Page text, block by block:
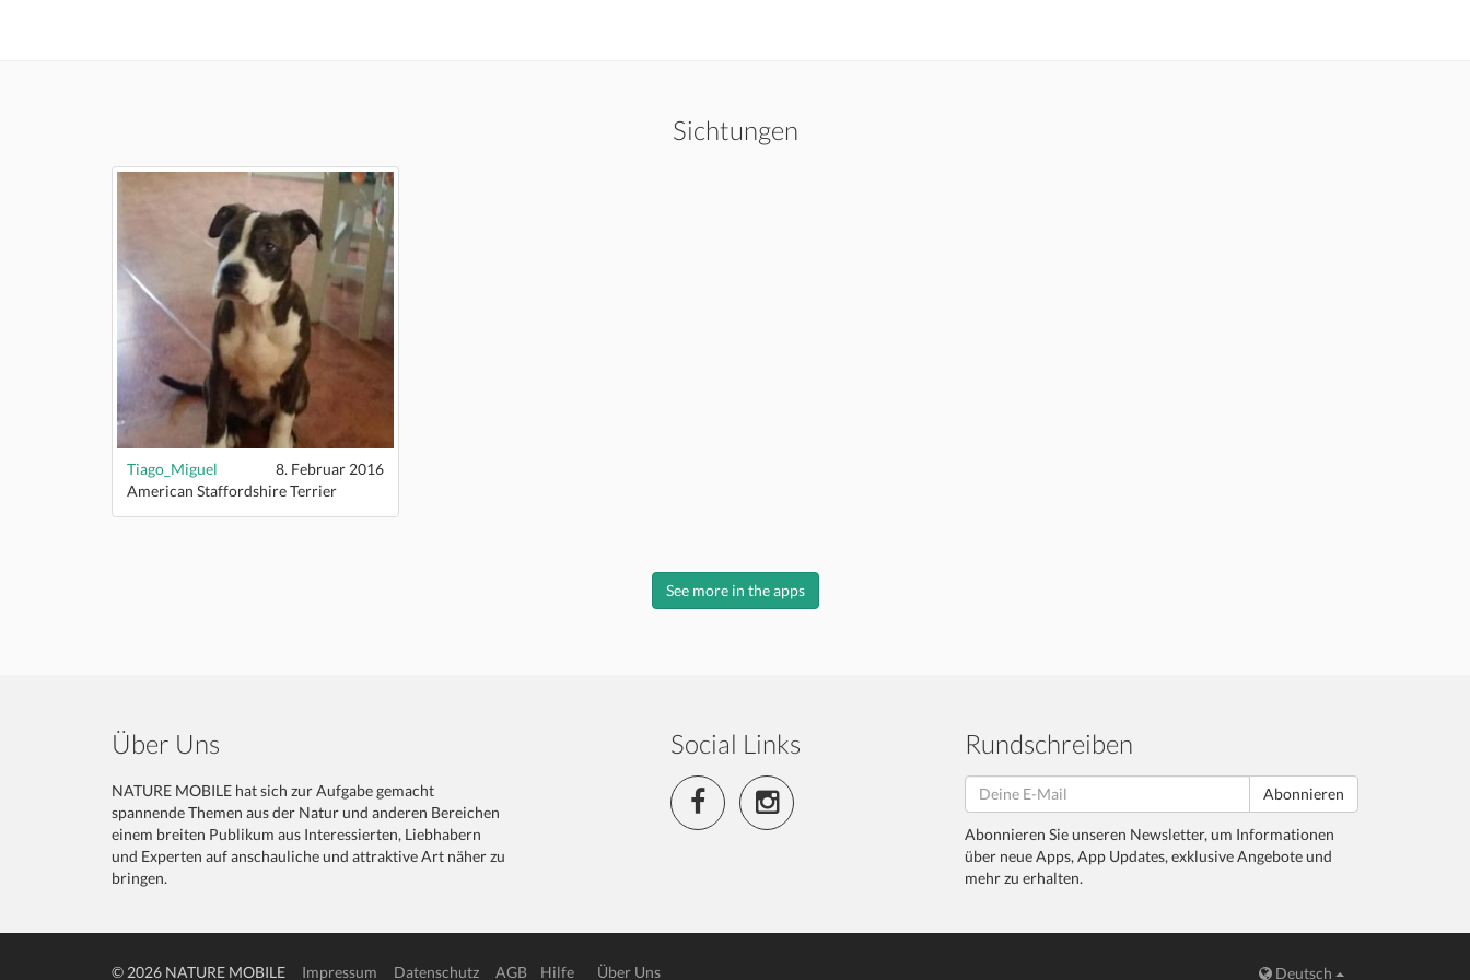
Sichtungen
Tiago_Miguel
8. Februar 2016
American Staffordshire Terrier
See more in the apps
Über Uns
NATURE MOBILE hat sich zur Aufgabe gemacht
spannende Themen aus der Natur und anderen Bereichen
einem breiten Publikum aus Interessierten, Liebhabern
und Experten auf anschauliche und attraktive Art näher zu
bringen.
Social Links Rundschreiben
Abonnieren
Abonnieren Sie unseren Newsletter, um Informationen
über neue Apps, App Updates, exklusive Angebote und
mehr zu erhalten.
© 2026 NATURE MOBILE Impressum Datenschutz AGB Hilfe Über Uns Deutsch